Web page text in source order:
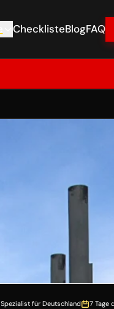
ChecklisteBlogFAQ
Spezialist für Deutschland 7 Tage